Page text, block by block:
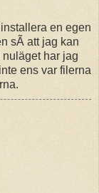
en egen
sÃ att jag kan
har jag
ens var filerna